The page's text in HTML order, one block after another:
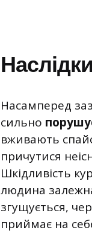
Насамперед
сильно
вживають
причутися
Шкідливість
людина
згущується,
приймає на